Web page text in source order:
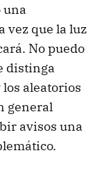
una
vez que la luz
No puedo
distinga
aleatorios
general
avisos una